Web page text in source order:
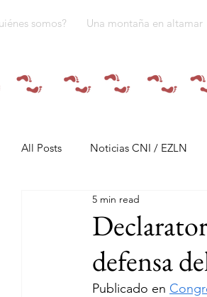
somos? Una montaña en altamar
All Posts Noticias CNI / EZLN
Pandemia y pueblos indígenas
Resistencias Tren Maya
defensa
5 min read
Publicado en